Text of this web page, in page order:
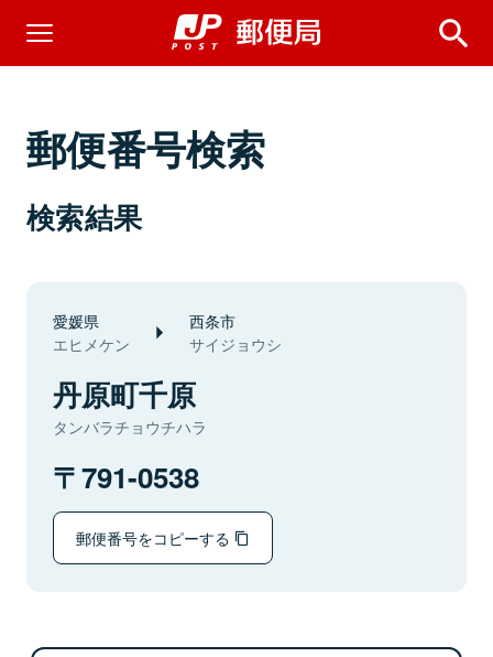
郵便番号検索
検索結果
愛媛県
エヒメケン
西条市
サイジョウシ
丹原町千原
タンバラチョウチハラ
791-0538
郵便番号をコピーする